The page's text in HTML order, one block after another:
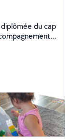
du cap
ainsi
avec les
petite
du
de chats. Je